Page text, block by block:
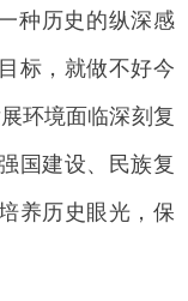
种历史的纵深感
标，就做不好今
环境面临深刻复
国建设、民族复
养历史眼光，保